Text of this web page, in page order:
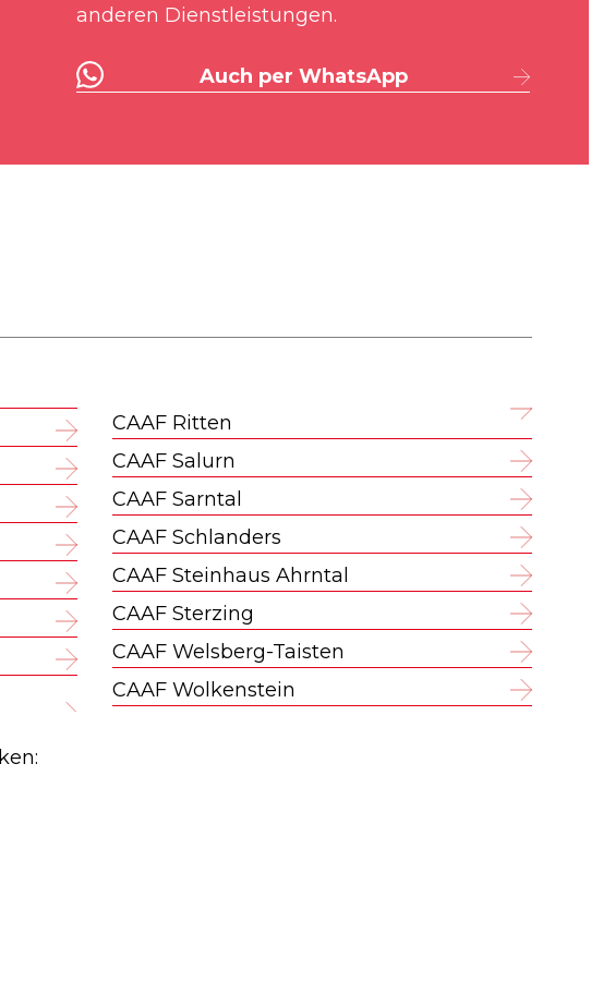
anderen Dienstleistungen.
Auch per WhatsApp
CAAF Ritten
CAAF Salurn
CAAF Sarntal
CAAF Schlanders
CAAF Steinhaus Ahrntal
CAAF Sterzing
CAAF Welsberg-Taisten
CAAF Wolkenstein